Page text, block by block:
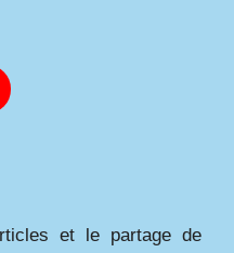
et le partage de